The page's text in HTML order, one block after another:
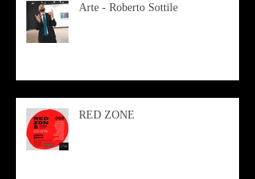
Arte - Roberto Sottile
RED ZONE